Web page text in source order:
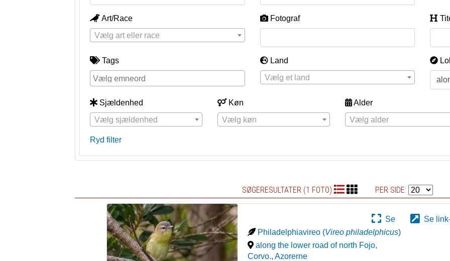
Art/Race
Vælg art eller race
Fotograf
Tags
Land
Vælg et land
Sjældenhed
Vælg sjældenhed
Køn
Vælg køn
Alder
Vælg alder
Ryd filter
SØGERESULTATER (1 FOTO) PER SIDE:
Se
Se
Philadelphiavireo (Vireo philadelphicus)
along the lower road of north Fojo,
Corvo.,Azorerne